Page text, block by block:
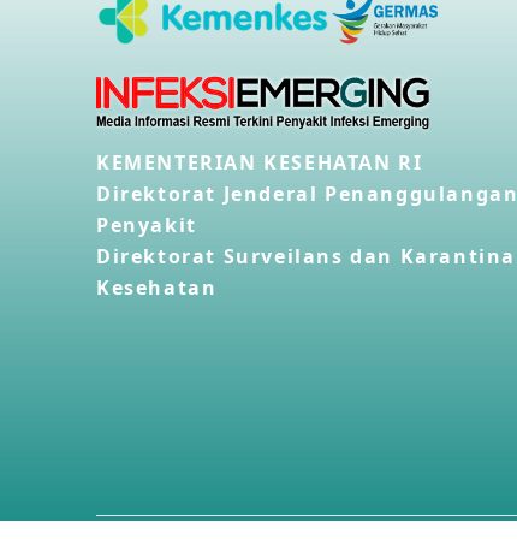
KEMENTERIAN KESEHATAN RI
Direktorat Jenderal Penanggulangan
Penyakit
Direktorat Surveilans dan Karantina
Kesehatan